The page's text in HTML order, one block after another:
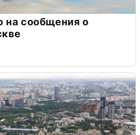
на сообщения о